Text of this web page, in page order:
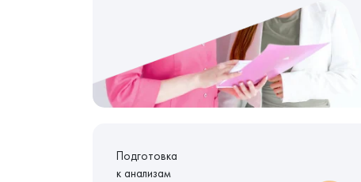
Подготовка
к анализам